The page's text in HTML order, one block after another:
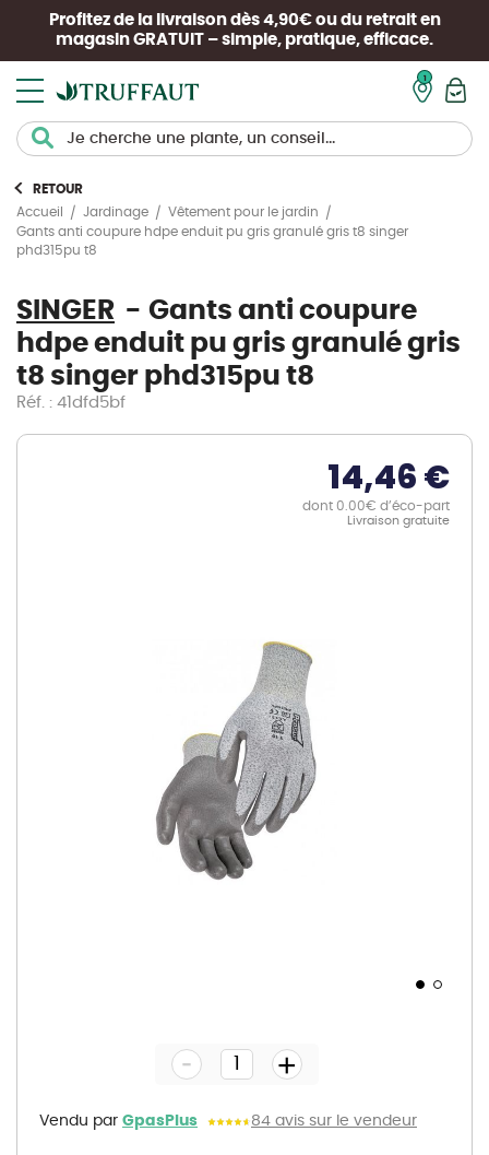
Profitez de la livraison dès 4,90€ ou du retrait en
magasin GRATUIT – simple, pratique, efficace.
RETOUR
Accueil
Jardinage
Vêtement pour le jardin
Gants anti coupure hdpe enduit pu gris granulé gris t8 singer
phd315pu t8
SINGER
Gants anti coupure
hdpe enduit pu gris granulé gris
t8 singer phd315pu t8
Réf. : 41dfd5bf
14,46 €
dont 0.00€ d’éco-part
Livraison gratuite
gallery
Vendu par GpasPlus 84 avis sur le vendeur
- +